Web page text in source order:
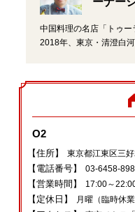
中国料理の名店「トゥー
2018年、東京・清澄白河
O2
【住所】 東京都江東区三
【電話番号】
【営業時間】 17:00～
【定休日】 月曜（臨時休業